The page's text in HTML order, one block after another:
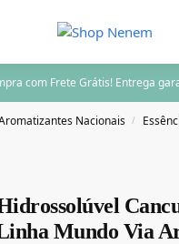
com Frete Grátis! Entrega
Nacionais /
Mundo Via